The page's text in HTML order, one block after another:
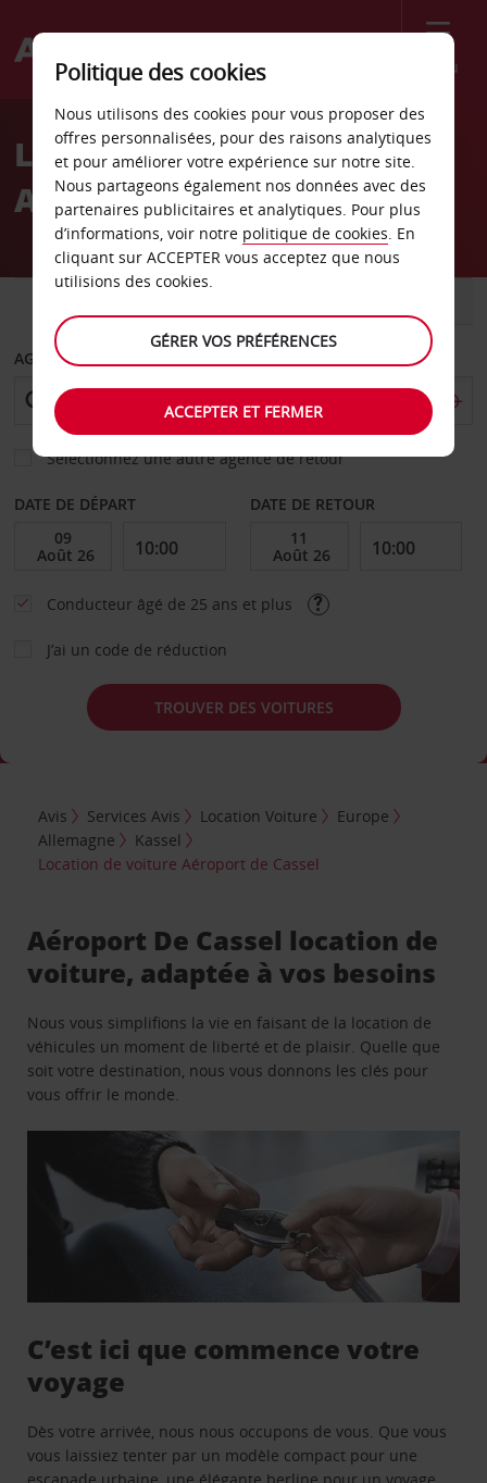
Menu
Welcome
AvisLocation de voiture
Aéroport de Cassel
AGENCE DE DÉPART
Sélectionnez une autre agence de retour
DATE DE DÉPART DATE DE RETOUR
Conducteur âgé de 25 ans et plus
J’ai un code de réduction
TROUVER DES VOITURES
Avis Services Avis Location Voiture
Europe
Allemagne
Kassel
Location de voiture Aéroport de Cassel
Aéroport De Cassel location de
voiture, adaptée à vos besoins
Nous vous simplifions la vie en faisant de la location de
véhicules un moment de liberté et de plaisir. Quelle que
soit votre destination, nous vous donnons les clés pour
vous offrir le monde.
C’est ici que commence votre
voyage
Dès votre arrivée, nous nous occupons de vous. Que vous
vous laissiez tenter par un modèle compact pour une
Politique des cookies
Nous utilisons des cookies pour vous proposer des
offres personnalisées, pour des raisons analytiques
et pour améliorer votre expérience sur notre site.
Nous partageons également nos données avec des
partenaires publicitaires et analytiques. Pour plus
d’informations, voir notre politique de cookies. En
cliquant sur ACCEPTER vous acceptez que nous
utilisions des cookies.
GÉRER VOS PRÉFÉRENCES
ACCEPTER ET FERMER